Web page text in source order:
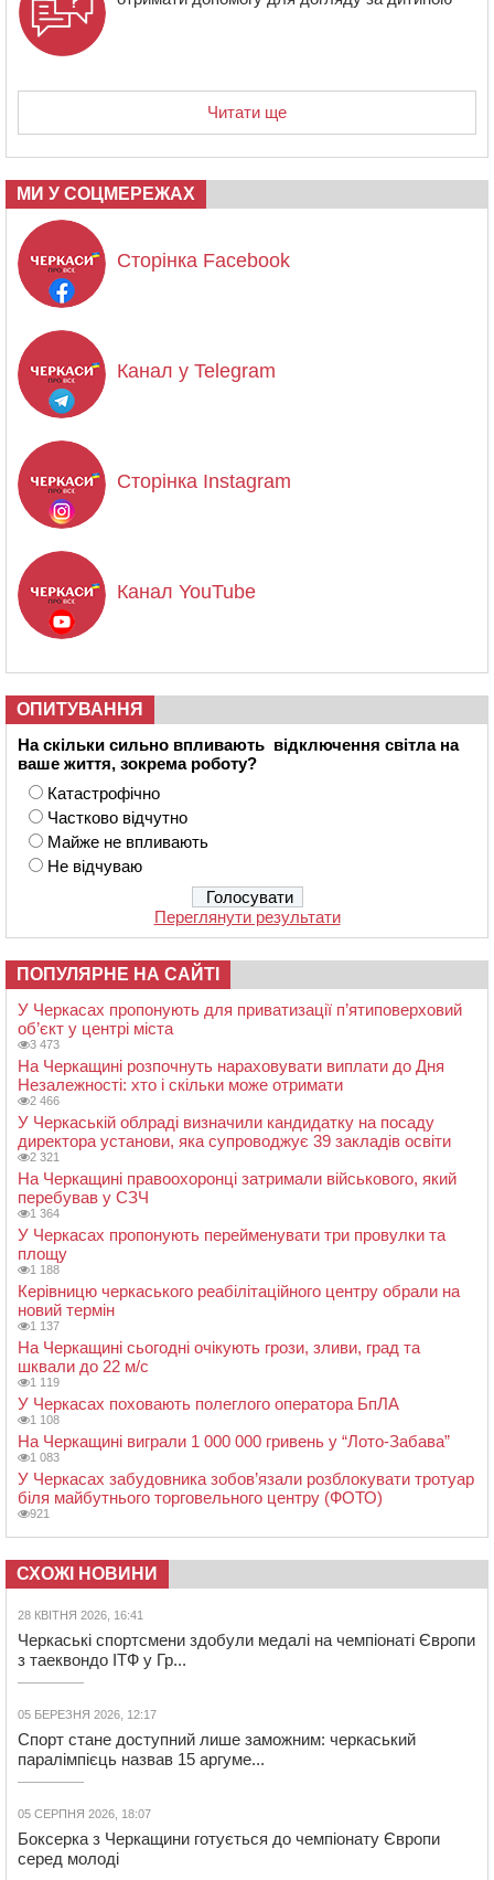
Читати ще
МИ У СОЦМЕРЕЖАХ
Сторінка Facebook
Канал у Telegram
Сторінка Instagram
Канал YouTube
ОПИТУВАННЯ
На скільки сильно впливають відключення світла на
ваше життя, зокрема роботу?
Катастрофічно
Частково відчутно
Майже не впливають
Не відчуваю
Переглянути результати
ПОПУЛЯРНЕ НА САЙТІ
У Черкасах пропонують для приватизації п’ятиповерховий
об’єкт у центрі міста
3 473
На Черкащині розпочнуть нараховувати виплати до Дня
Незалежності: хто і скільки може отримати
2 466
У Черкаській облраді визначили кандидатку на посаду
директора установи, яка супроводжує 39 закладів освіти
2 321
На Черкащині правоохоронці затримали військового, який
перебував у СЗЧ
1 364
У Черкасах пропонують перейменувати три провулки та
площу
1 188
Керівницю черкаського реабілітаційного центру обрали на
новий термін
1 137
На Черкащині сьогодні очікують грози, зливи, град та
шквали до 22 м/с
1 119
У Черкасах поховають полеглого оператора БпЛА
1 108
На Черкащині виграли 1 000 000 гривень у “Лото-Забава”
1 083
У Черкасах забудовника зобов’язали розблокувати тротуар
біля майбутнього торговельного центру (ФОТО)
921
СХОЖІ НОВИНИ
28 КВІТНЯ 2026, 16:41
Черкаські спортсмени здобули медалі на чемпіонаті Європи
з таеквондо ІТФ у Гр...
05 БЕРЕЗНЯ 2026, 12:17
Спорт стане доступний лише заможним: черкаський
паралімпієць назвав 15 аргуме...
05 СЕРПНЯ 2026, 18:07
Боксерка з Черкащини готується до чемпіонату Європи
серед молоді